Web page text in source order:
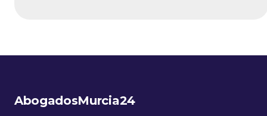
AbogadosMurcia24